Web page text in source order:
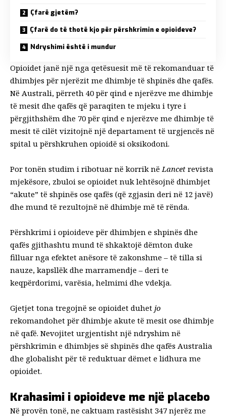
Çfarë gjetëm?
Çfarë do të thotë kjo për përshkrimin e opioideve?
Ndryshimi është i mundur
Opioidet janë një nga qetësuesit më të rekomanduar të
dhimbjes për njerëzit me dhimbje të shpinës dhe qafës.
Në Australi, përreth 40 për qind e njerëzve me dhimbje
të mesit dhe qafës që paraqiten te mjeku i tyre i
përgjithshëm dhe 70 për qind e njerëzve me dhimbje të
mesit të cilët vizitojnë një departament të urgjencës në
spital u përshkruhen opioidë si oksikodoni.
Por tonën studim i ribotuar në korrik në Lancet revista
mjekësore, zbuloi se opioidet nuk lehtësojnë dhimbjet
“akute” të shpinës ose qafës (që zgjasin deri në 12 javë)
dhe mund të rezultojnë në dhimbje më të rënda.
Përshkrimi i opioideve për dhimbjen e shpinës dhe
qafës gjithashtu mund të shkaktojë dëmton duke
filluar nga efektet anësore të zakonshme – të tilla si
nauze, kapsllëk dhe marramendje – deri te
keqpërdorimi, varësia, helmimi dhe vdekja.
Gjetjet tona tregojnë se opioidet duhet jo
rekomandohet për dhimbje akute të mesit ose dhimbje
në qafë. Nevojitet urgjentisht një ndryshim në
përshkrimin e dhimbjes së shpinës dhe qafës Australia
dhe globalisht për të reduktuar dëmet e lidhura me
opioidet.
Krahasimi i opioideve me një placebo
Në provën tonë, ne caktuam rastësisht 347 njerëz me